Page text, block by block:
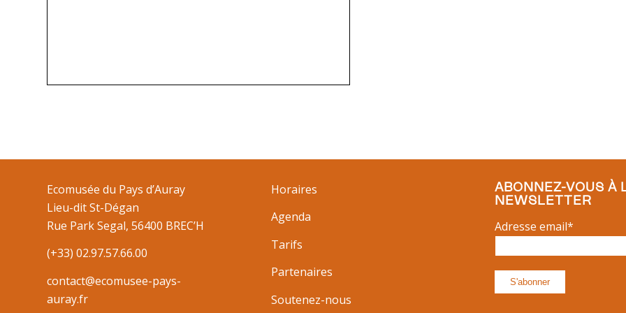
Ecomusée du Pays d’Auray
Lieu-dit St-Dégan
Rue Park Segal, 56400 BREC’H
(+33) 02.97.57.66.00
contact@ecomusee-pays-
auray.fr
Horaires
Agenda
Tarifs
Partenaires
Soutenez-nous
ABONNEZ-VOUS À
NEWSLETTER
Adresse email*